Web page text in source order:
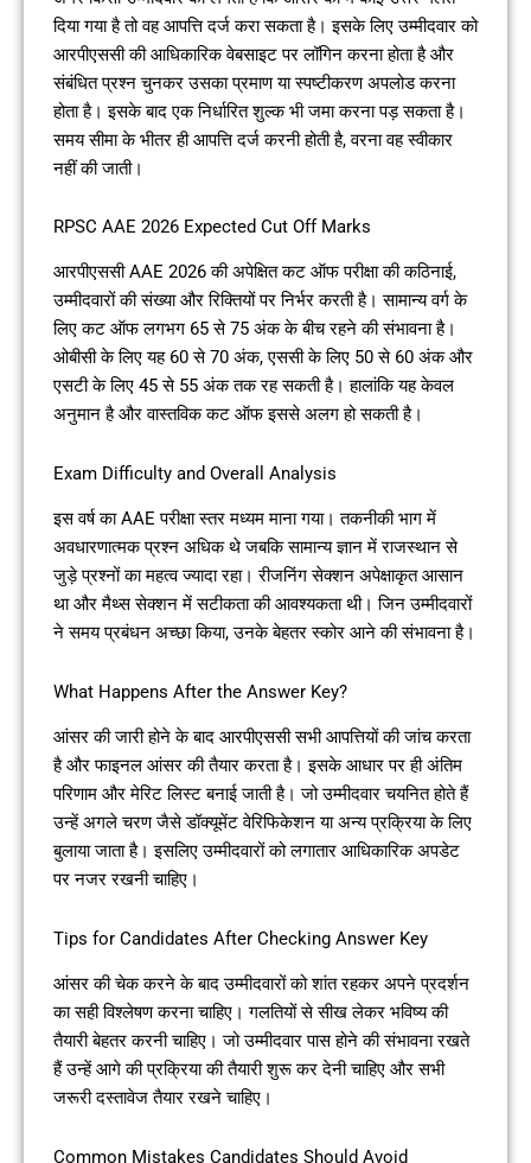
दिया गया है तो वह आपत्ति दर्ज करा सकता है। इसके लिए उम्मीदवार को
आरपीएससी की आधिकारिक वेबसाइट पर लॉगिन करना होता है और
संबंधित प्रश्न चुनकर उसका प्रमाण या स्पष्टीकरण अपलोड करना
होता है। इसके बाद एक निर्धारित शुल्क भी जमा करना पड़ सकता है।
समय सीमा के भीतर ही आपत्ति दर्ज करनी होती है, वरना वह स्वीकार
नहीं की जाती।
RPSC AAE 2026 Expected Cut Off Marks
आरपीएससी AAE 2026 की अपेक्षित कट ऑफ परीक्षा की कठिनाई,
उम्मीदवारों की संख्या और रिक्तियों पर निर्भर करती है। सामान्य वर्ग के
लिए कट ऑफ लगभग 65 से 75 अंक के बीच रहने की संभावना है।
ओबीसी के लिए यह 60 से 70 अंक, एससी के लिए 50 से 60 अंक और
एसटी के लिए 45 से 55 अंक तक रह सकती है। हालांकि यह केवल
अनुमान है और वास्तविक कट ऑफ इससे अलग हो सकती है।
Exam Difficulty and Overall Analysis
इस वर्ष का AAE परीक्षा स्तर मध्यम माना गया। तकनीकी भाग में
अवधारणात्मक प्रश्न अधिक थे जबकि सामान्य ज्ञान में राजस्थान से
जुड़े प्रश्नों का महत्व ज्यादा रहा। रीजनिंग सेक्शन अपेक्षाकृत आसान
था और मैथ्स सेक्शन में सटीकता की आवश्यकता थी। जिन उम्मीदवारों
ने समय प्रबंधन अच्छा किया, उनके बेहतर स्कोर आने की संभावना है।
What Happens After the Answer Key?
आंसर की जारी होने के बाद आरपीएससी सभी आपत्तियों की जांच करता
है और फाइनल आंसर की तैयार करता है। इसके आधार पर ही अंतिम
परिणाम और मेरिट लिस्ट बनाई जाती है। जो उम्मीदवार चयनित होते हैं
उन्हें अगले चरण जैसे डॉक्यूमेंट वेरिफिकेशन या अन्य प्रक्रिया के लिए
बुलाया जाता है। इसलिए उम्मीदवारों को लगातार आधिकारिक अपडेट
पर नजर रखनी चाहिए।
Tips for Candidates After Checking Answer Key
आंसर की चेक करने के बाद उम्मीदवारों को शांत रहकर अपने प्रदर्शन
का सही विश्लेषण करना चाहिए। गलतियों से सीख लेकर भविष्य की
तैयारी बेहतर करनी चाहिए। जो उम्मीदवार पास होने की संभावना रखते
हैं उन्हें आगे की प्रक्रिया की तैयारी शुरू कर देनी चाहिए और सभी
जरूरी दस्तावेज तैयार रखने चाहिए।
Common Mistakes Candidates Should Avoid